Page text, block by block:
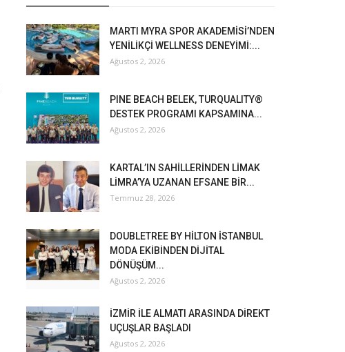
MARTI MYRA SPOR AKADEMİSİ’NDEN
YENİLİKÇİ WELLNESS DENEYİMİ:...
Ağustos 2, 2026
PINE BEACH BELEK, TURQUALITY®
DESTEK PROGRAMI KAPSAMINA...
Ağustos 2, 2026
KARTAL’IN SAHİLLERİNDEN LİMAK
LİMRA’YA UZANAN EFSANE BİR...
Temmuz 28, 2026
DOUBLETREE BY HİLTON İSTANBUL
MODA EKİBİNDEN DİJİTAL
DÖNÜŞÜM...
Ağustos 2, 2026
İZMİR İLE ALMATI ARASINDA DİREKT
UÇUŞLAR BAŞLADI
Ağustos 2, 2026